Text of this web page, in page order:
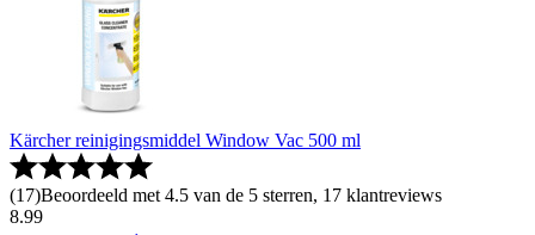
Kärcher reinigingsmiddel Window Vac 500 ml
(17)Beoordeeld met 4.5 van de 5 sterren, 17 klantreviews
8.99